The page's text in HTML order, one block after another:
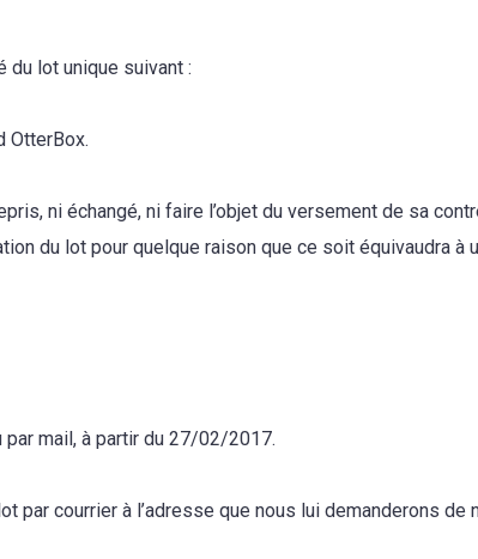
du lot unique suivant :
OtterBox.
ni échangé, ni faire l’objet du versement de sa
du lot pour quelque raison que ce soit équivaudra à
par mail, à partir du 27/02/2017.
par courrier à l’adresse que nous lui demanderons de